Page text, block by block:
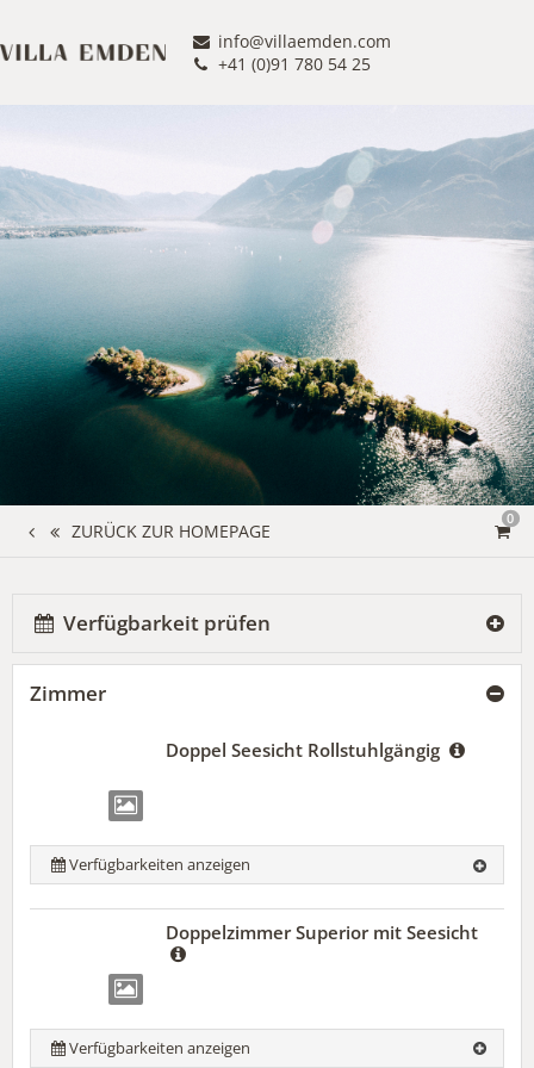
info@villaemden.com
+41 (0)91 780 54 25
0
ZURÜCK ZUR HOMEPAGE
Verfügbarkeit prüfen
Zimmer
Doppel Seesicht Rollstuhlgängig
Verfügbarkeiten anzeigen
Doppelzimmer Superior mit Seesicht
Verfügbarkeiten anzeigen